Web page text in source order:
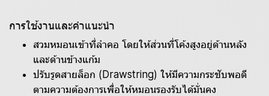
การใช้งานและคำแนะนำ
สวมหมอนเข้าที่ลำคอ โดยให้ส่วนที่โค้งสูงอยู่ด้านหลัง
และด้านข้างแก้ม
ปรับรูดสายล็อก (Drawstring) ให้มีความกระชับพอดี
ตามความต้องการเพื่อให้หมอนรองรับได้มั่นคง